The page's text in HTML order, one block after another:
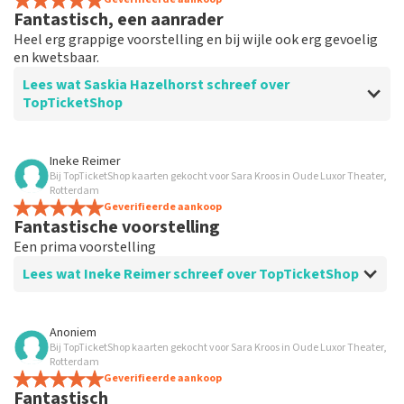
Fantastisch, een aanrader
Heel erg grappige voorstelling en bij wijle ook erg gevoelig
en kwetsbaar.
Lees wat Saskia Hazelhorst schreef over
TopTicketShop
Beoordeling van Saskia Hazelhorst over
Prima service.
Ineke Reimer
Bij TopTicketShop kaarten gekocht voor Sara Kroos in Oude Luxor Theater,
Rotterdam
Geverifieerde aankoop
Fantastische voorstelling
Een prima voorstelling
Lees wat Ineke Reimer schreef over TopTicketShop
Beoordeling van Ineke Reimer over
Prima
Ook prettig paar dagen voor voorstellingen een
reminder
Anoniem
Bij TopTicketShop kaarten gekocht voor Sara Kroos in Oude Luxor Theater,
Rotterdam
Geverifieerde aankoop
Fantastisch